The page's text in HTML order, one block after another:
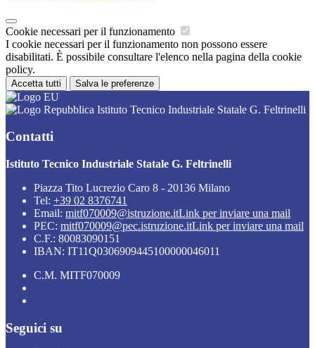
Cookie necessari per il funzionamento
I cookie necessari per il funzionamento non possono essere
disabilitati. È possibile consultare l'elenco nella pagina della cookie
policy.
Accetta tutti Salva le preferenze
Istituto Tecnico Industriale Statale G. Feltrinelli
Contatti
Istituto Tecnico Industriale Statale G. Feltrinelli
Piazza Tito Lucrezio Caro 8 - 20136 Milano
Tel: +39 02 8376741
Email: mitf070009@istruzione.itLink per inviare una mail
PEC: mitf070009@pec.istruzione.itLink per inviare una mail
C.F.: 80083090151
IBAN: IT11Q0306909445100000046011
C.M. MITF070009
Seguici su